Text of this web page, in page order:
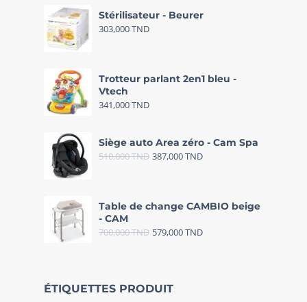
Stérilisateur - Beurer
303,000TND
Trotteur parlant 2en1 bleu -
Vtech
341,000TND
Siège auto Area zéro - Cam Spa
510,000TND 387,000TND
Table de change CAMBIO beige
- CAM
700,000TND 579,000TND
ÉTIQUETTES PRODUIT